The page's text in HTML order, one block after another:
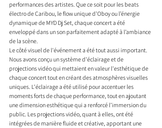
performances des artistes. Que ce soit pour les beats
électro de Caribou, le flow unique d'Oboy ou l’énergie
dynamique de MYD Dj Set, chaque concert a été
enveloppé dans un son parfaitement adapté à l’ambiance
de la scène.
Le côté visuel de l'événement a été tout aussi important.
Nous avons conçu un système d'éclairage et de
projections vidéo qui mettaient en valeur l'esthétique de
chaque concert tout en créant des atmosphères visuelles
uniques. L'éclairage a été utilisé pour accentuer les
moments forts de chaque performance, tout en ajoutant
une dimension esthétique qui a renforcé l’immersion du
public. Les projections vidéo, quant à elles, ont été
intégrées de manière fluide et créative, apportant une